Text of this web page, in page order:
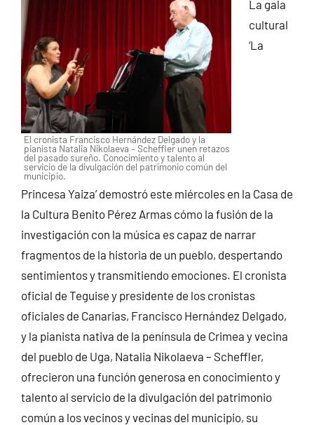
El cronista Francisco Hernández Delgado y la
pianista Natalia Nikolaeva – Scheffler unen retazos
del pasado sureño. Conocimiento y talento al
servicio de la divulgación del patrimonio común del
municipio.
La gala
cultural
‘La
Princesa Yaiza’ demostró este miércoles en la Casa de
la Cultura Benito Pérez Armas cómo la fusión de la
investigación con la música es capaz de narrar
fragmentos de la historia de un pueblo, despertando
sentimientos y transmitiendo emociones. El cronista
oficial de Teguise y presidente de los cronistas
oficiales de Canarias, Francisco Hernández Delgado,
y la pianista nativa de la península de Crimea y vecina
del pueblo de Uga, Natalia Nikolaeva – Scheffler,
ofrecieron una función generosa en conocimiento y
talento al servicio de la divulgación del patrimonio
común a los vecinos y vecinas del municipio, su